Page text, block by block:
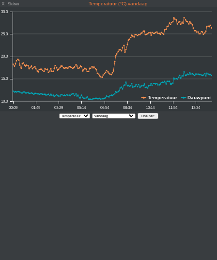
X Sluiten Temperatuur (°C) vandaag